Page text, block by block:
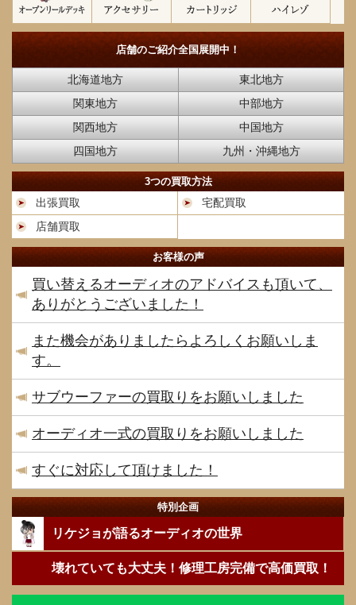
店舗のご紹介全国展開中！
北海道地方
東北地方
関東地方
中部地方
関西地方
中国地方
四国地方
九州・沖縄地方
3つの買取方法
出張買取
宅配買取
店舗買取
お客様の声
買い替えるオーディオのアドバイスも頂いて、
ありがとうございました！
また機会がありましたらよろしくお願いしま
す。
サブウーファーの買取りをお願いしました
オーディオ一式の買取りをお願いしました
すぐに対応して頂けました！
特別企画
リケジョが語るオーディオの世界
壊れていても大丈夫！修理工房完備で高価買取！